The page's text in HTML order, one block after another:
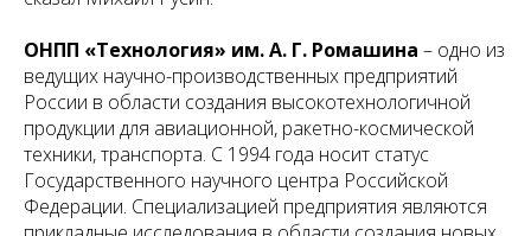
ОНПП «Технология» им. А. Г. Ромашина – одно из
ведущих научно-производственных предприятий
России в области создания высокотехнологичной
продукции для авиационной, ракетно-космической
техники, транспорта. С 1994 года носит статус
Государственного научного центра Российской
Федерации. Специализацией предприятия являются